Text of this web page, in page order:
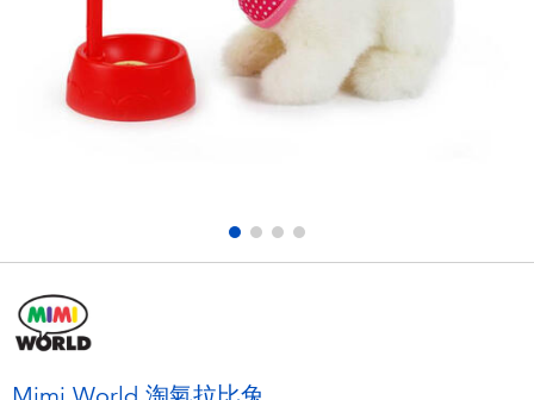
電子玩具
遊戲及拼圖系列
派對用品
LEGO樂高
Barbie芭比
NERF熱火